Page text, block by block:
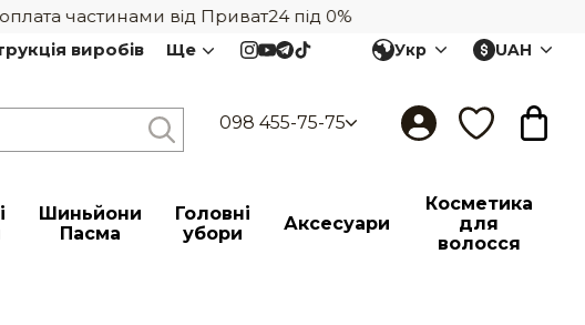
частинами від Приват24 під 0%
виробів Ще Укр UAH
098 455-75-75
Шиньйони
Пасма
Головні
убори
Аксесуари
Косметика
для
волосся